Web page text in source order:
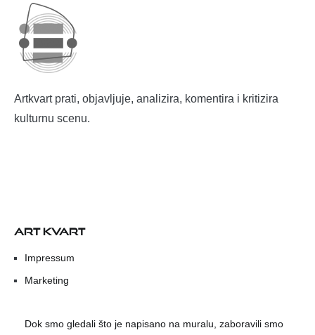
Artkvart prati, objavljuje, analizira, komentira i kritizira
kulturnu scenu.
ART KVART
Impressum
Marketing
Dok smo gledali što je napisano na muralu, zaboravili smo